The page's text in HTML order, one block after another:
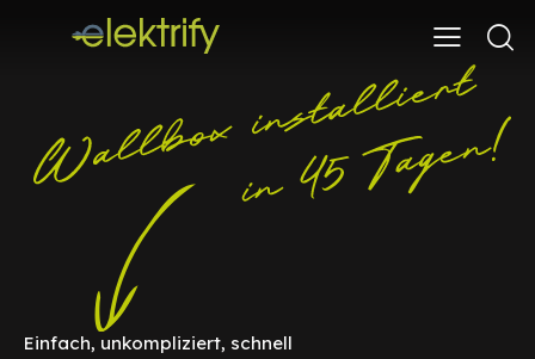
Einfach, unkompliziert, schnell